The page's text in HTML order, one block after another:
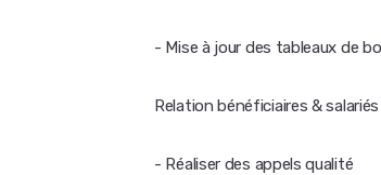
- Mise à jour des tableaux de
Relation bénéficiaires &
- Réaliser des appels qualité